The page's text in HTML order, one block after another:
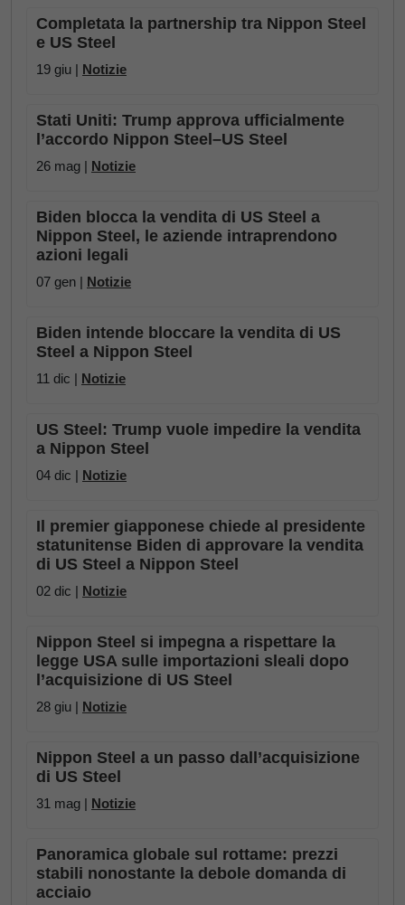
Completata la partnership tra Nippon Steel
e US Steel
19 giu | Notizie
Stati Uniti: Trump approva ufficialmente
l’accordo Nippon Steel–US Steel
26 mag | Notizie
Biden blocca la vendita di US Steel a
Nippon Steel, le aziende intraprendono
azioni legali
07 gen | Notizie
Biden intende bloccare la vendita di US
Steel a Nippon Steel
11 dic | Notizie
US Steel: Trump vuole impedire la vendita
a Nippon Steel
04 dic | Notizie
Il premier giapponese chiede al presidente
statunitense Biden di approvare la vendita
di US Steel a Nippon Steel
02 dic | Notizie
Nippon Steel si impegna a rispettare la
legge USA sulle importazioni sleali dopo
l’acquisizione di US Steel
28 giu | Notizie
Nippon Steel a un passo dall’acquisizione
di US Steel
31 mag | Notizie
Panoramica globale sul rottame: prezzi
stabili nonostante la debole domanda di
acciaio